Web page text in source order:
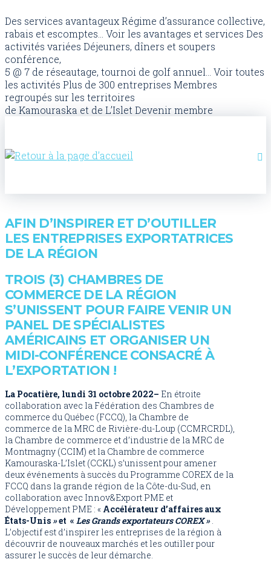
Des services avantageuxRégime d’assurance collective,
rabais et escomptes...
Voir les avantages et services Des
activités variées Déjeuners, dîners et soupers
conférence,
5 @ 7 de réseautage, tournoi de golf annuel...
Voir toutes
les activités Plus de 300 entreprises Membres
regroupés sur les territoires
de Kamouraska et de L’Islet Devenir membre
AFIN D’INSPIRER ET D’OUTILLER
LES ENTREPRISES EXPORTATRICES
DE LA RÉGION
TROIS (3) CHAMBRES DE
COMMERCE DE LA RÉGION
S’UNISSENT POUR FAIRE VENIR UN
PANEL DE SPÉCIALISTES
AMÉRICAINS ET ORGANISER UN
MIDI-CONFÉRENCE CONSACRÉ À
L’EXPORTATION !
La Pocatière, lundi 31 octobre 2022– En étroite
collaboration avec la Fédération des Chambres de
commerce du Québec (FCCQ), la Chambre de
commerce de la MRC de Rivière-du-Loup (CCMRCRDL),
la Chambre de commerce et d’industrie de la MRC de
Montmagny (CCIM) et la Chambre de commerce
Kamouraska-L’Islet (CCKL) s’unissent pour amener
deux événements à succès du Programme COREX de la
FCCQ dans la grande région de la Côte-du-Sud, en
collaboration avec Innov&Export PME et
Développement PME : « Accélérateur d’affaires aux
États-Unis »et « Les Grands exportateurs COREX ».
L’objectif est d’inspirer les entreprises de la région à
découvrir de nouveaux marchés et les outiller pour
assurer le succès de leur démarche.